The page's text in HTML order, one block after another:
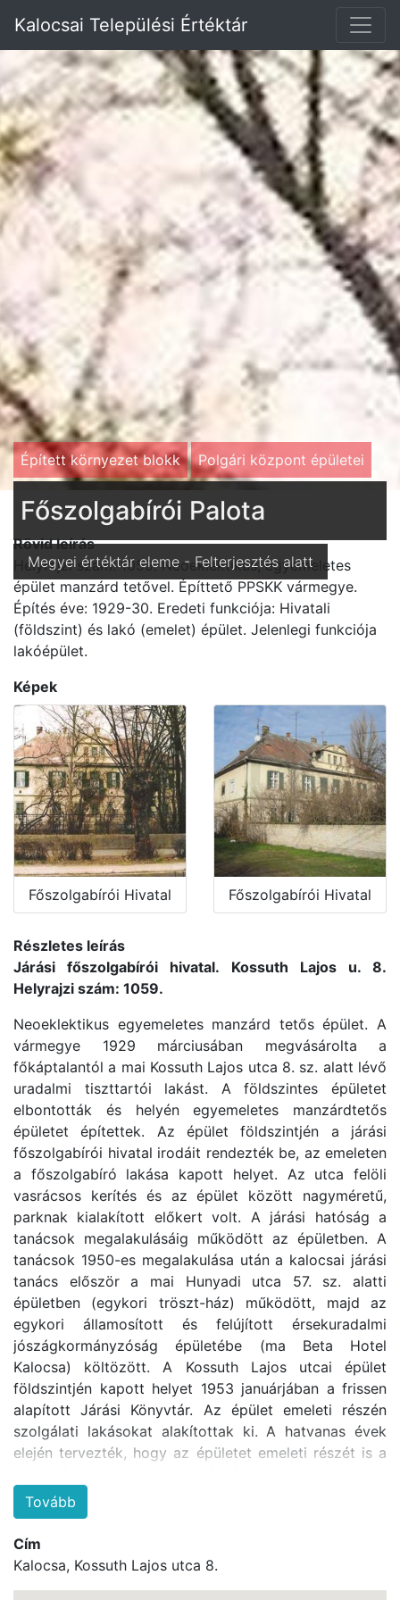
Kalocsai Települési Értéktár
Épített környezet blokk Polgári központ épületei
Főszolgabírói Palota
Megyei értéktár eleme - Felterjesztés alatt
Rövid leírás
Helyrajzi szám: 1059. Neoeklektikus, egyemeletes
épület manzárd tetővel. Építtető PPSKK vármegye.
Építés éve: 1929-30. Eredeti funkciója: Hivatali
(földszint) és lakó (emelet) épület. Jelenlegi funkciója
lakóépület.
Képek
Főszolgabírói Hivatal Főszolgabírói Hivatal
Részletes leírás
Járási főszolgabírói hivatal. Kossuth Lajos u. 8.
Helyrajzi szám: 1059.
Neoeklektikus egyemeletes manzárd tetős épület. A
vármegye 1929 márciusában megvásárolta a
főkáptalantól a mai Kossuth Lajos utca 8. sz. alatt lévő
uradalmi tiszttartói lakást. A földszintes épületet
elbontották és helyén egyemeletes manzárdtetős
épületet építettek. Az épület földszintjén a járási
főszolgabírói hivatal irodáit rendezték be, az emeleten
a főszolgabíró lakása kapott helyet. Az utca felöli
vasrácsos kerítés és az épület között nagyméretű,
parknak kialakított előkert volt. A járási hatóság a
tanácsok megalakulásáig működött az épületben. A
tanácsok 1950-es megalakulása után a kalocsai járási
tanács először a mai Hunyadi utca 57. sz. alatti
épületben (egykori tröszt-ház) működött, majd az
egykori államosított és felújított érsekuradalmi
jószágkormányzóság épületébe (ma Beta Hotel
Kalocsa) költözött. A Kossuth Lajos utcai épület
földszintjén kapott helyet 1953 januárjában a frissen
alapított Járási Könyvtár. Az épület emeleti részén
szolgálati lakásokat alakítottak ki. A hatvanas évek
elején tervezték, hogy az épületet emeleti részét is a
mivel a könyvtár számára 1962−63-ban a Hunyadi
utca 30. sz. alatt lévő, használaton kívüli
zsinagógaépületet alakították át. A könyvtár
kiköltözése után az egész épület lakóház lett. A városi
Tovább
Cím
Kalocsa, Kossuth Lajos utca 8.